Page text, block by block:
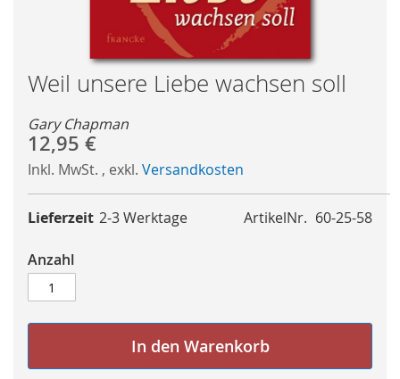
Skip
to
the
beginning
of
the
images
gallery
Weil unsere Liebe wachsen soll
Gary Chapman
12,95 €
Inkl. MwSt. , exkl. Versandkosten
ArtikelNr. 60-25-58
Lieferzeit 2-3 Werktage
Anzahl
In den Warenkorb